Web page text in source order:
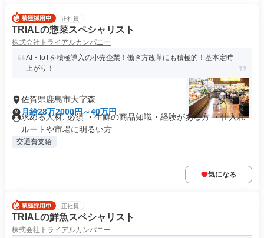
正社員
TRIALの惣菜スペシャリスト
株式会社トライアルカンパニー
AI・IoTを積極導入の小売企業！働き方改革にも積極的！基本定時
上がり！
佐賀県鹿島市大字森
月給28万2000円～40万円
求める人材: 必須 ・生鮮の商品知識・経験がある方 ・仕入れ
ルートや市場に明るい方 ...
交通費支給
気になる
正社員
TRIALの鮮魚スペシャリスト
株式会社トライアルカンパニー